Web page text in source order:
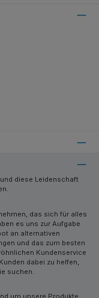
diese Leidenschaft
das sich für alles
es uns zur Aufgabe
an alternativen
und das zum besten
Kundenservice
dabei zu helfen,
suchen.
um unsere Produkte,